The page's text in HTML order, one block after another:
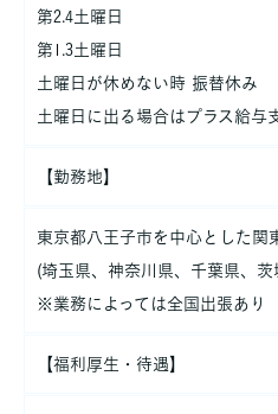
第2.4土曜日
第1.3土曜日
土曜日が休めない時 振替休み
土曜日に出る場合はプラス給与
【勤務地】
東京都八王子市を中心とした関
(埼玉県、神奈川県、千葉県、
※業務によっては全国出張あり
【福利厚生・待遇】